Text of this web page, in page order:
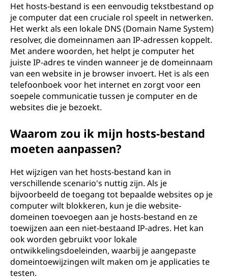
n
Het hosts-bestand is een eenvoudig tekstbestand op
je computer dat een cruciale rol speelt in netwerken.
Het werkt als een lokale DNS (Domain Name System)
resolver, die domeinnamen aan IP-adressen koppelt.
Met andere woorden, het helpt je computer het
juiste IP-adres te vinden wanneer je de domeinnaam
van een website in je browser invoert. Het is als een
telefoonboek voor het internet en zorgt voor een
soepele communicatie tussen je computer en de
websites die je bezoekt.
Waarom zou ik mijn hosts-bestand
moeten aanpassen?
Het wijzigen van het hosts-bestand kan in
verschillende scenario's nuttig zijn. Als je
bijvoorbeeld de toegang tot bepaalde websites op je
computer wilt blokkeren, kun je die website-
domeinen toevoegen aan je hosts-bestand en ze
toewijzen aan een niet-bestaand IP-adres. Het kan
ook worden gebruikt voor lokale
ontwikkelingsdoeleinden, waarbij je aangepaste
domeintoewijzingen wilt maken om je applicaties te
testen.